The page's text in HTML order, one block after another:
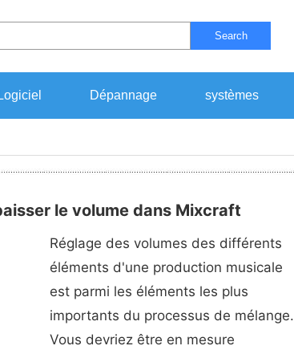
Search
Logiciel Dépannage systèmes
le volume dans Mixcraft
Réglage des volumes des différents
éléments d'une production musicale
est parmi les éléments les plus
importants du processus de mélange.
Vous devriez être en mesure